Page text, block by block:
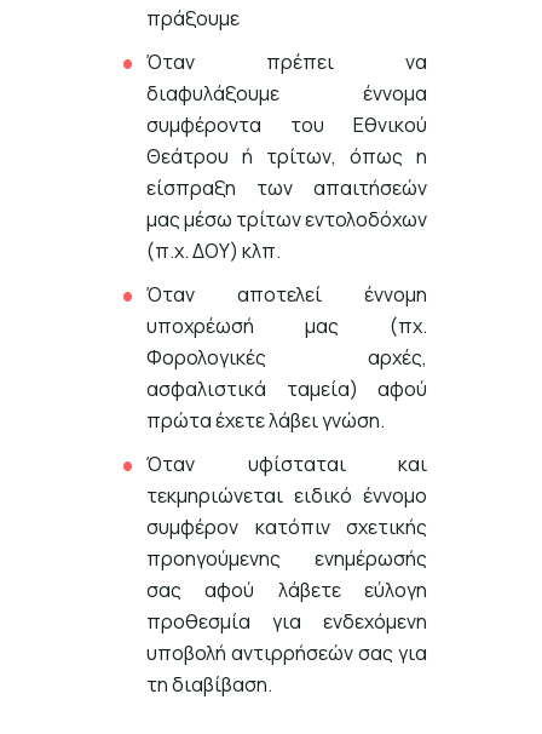
πράξουμε
Όταν πρέπει να
διαφυλάξουμε έννομα
συμφέροντα του Εθνικού
Θεάτρου ή τρίτων, όπως η
είσπραξη των απαιτήσεών
μας μέσω τρίτων εντολοδόχων
(π.χ. ΔΟΥ) κλπ.
Όταν αποτελεί έννομη
υποχρέωσή μας (πχ.
Φορολογικές αρχές,
ασφαλιστικά ταμεία) αφού
πρώτα έχετε λάβει γνώση.
Όταν υφίσταται και
τεκμηριώνεται ειδικό έννομο
συμφέρον κατόπιν σχετικής
προηγούμενης ενημέρωσής
σας αφού λάβετε εύλογη
προθεσμία για ενδεχόμενη
υποβολή αντιρρήσεών σας για
τη διαβίβαση.